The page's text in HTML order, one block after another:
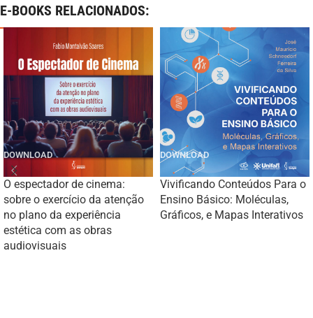
E-BOOKS RELACIONADOS:
O espectador de cinema:
sobre o exercício da atenção
no plano da experiência
estética com as obras
audiovisuais
Vivificando Conteúdos Para o
Ensino Básico: Moléculas,
Gráficos, e Mapas Interativos